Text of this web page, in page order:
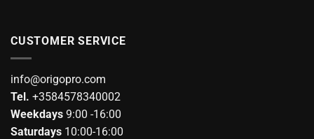
CUSTOMER SERVICE
info@origopro.com
Tel. +3584578340002
Weekdays 9:00 -16:00
Saturdays 10:00-16:00